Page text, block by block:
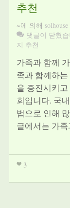
추천
~에 의해 solhouse
댓글이 닫혔
지 추천
가족과 함께
족과 함께하
을 증진시키
회입니다. 국
법으로 인해
글에서는 가족
3